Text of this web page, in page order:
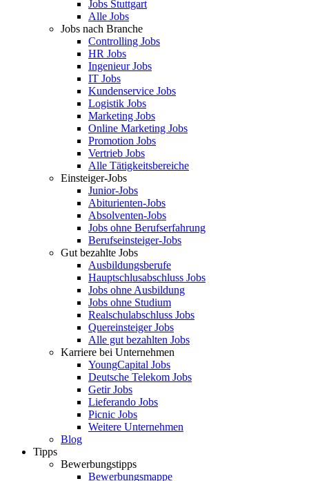
Jobs Stuttgart
Alle Jobs
Jobs nach Branche
Controlling Jobs
HR Jobs
Ingenieur Jobs
IT Jobs
Kundenservice Jobs
Logistik Jobs
Marketing Jobs
Online Marketing Jobs
Promotion Jobs
Vertrieb Jobs
Alle Tätigkeitsbereiche
Einsteiger-Jobs
Junior-Jobs
Abiturienten-Jobs
Absolventen-Jobs
Jobs ohne Berufserfahrung
Berufseinsteiger-Jobs
Gut bezahlte Jobs
Ausbildungsberufe
Hauptschlusabschluss Jobs
Jobs ohne Ausbildung
Jobs ohne Studium
Realschulabschluss Jobs
Quereinsteiger Jobs
Alle gut bezahlten Jobs
Karriere bei Unternehmen
YoungCapital Jobs
Deutsche Telekom Jobs
Getir Jobs
Lieferando Jobs
Picnic Jobs
Weitere Unternehmen
Blog
Tipps
Bewerbungstipps
Bewerbungsmappe